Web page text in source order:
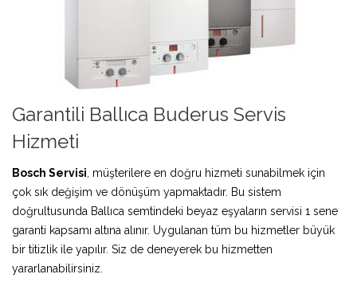
Garantili Ballıca Buderus Servis
Hizmeti
Bosch Servisi , müşterilere en doğru hizmeti sunabilmek için
çok sık değişim ve dönüşüm yapmaktadır. Bu sistem
doğrultusunda Ballıca semtindeki beyaz eşyaların servisi 1 sene
garanti kapsamı altına alınır. Uygulanan tüm bu hizmetler büyük
bir titizlik ile yapılır. Siz de deneyerek bu hizmetten
yararlanabilirsiniz.